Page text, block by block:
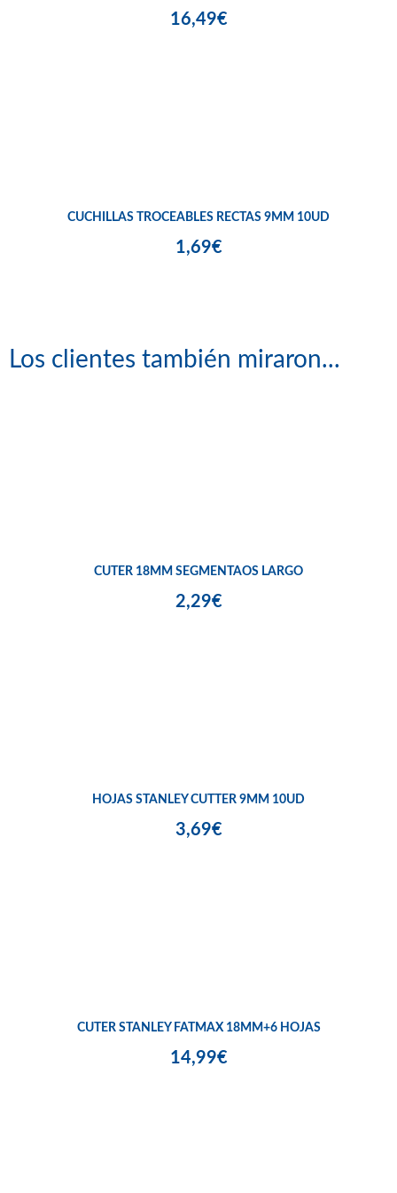
16,49€
CUCHILLAS TROCEABLES RECTAS 9MM 10UD
1,69€
Los clientes también miraron...
CUTER 18MM SEGMENTAOS LARGO
2,29€
HOJAS STANLEY CUTTER 9MM 10UD
3,69€
CUTER STANLEY FATMAX 18MM+6 HOJAS
14,99€